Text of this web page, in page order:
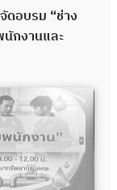
ดอบรม “ช่าง
นักงานและ